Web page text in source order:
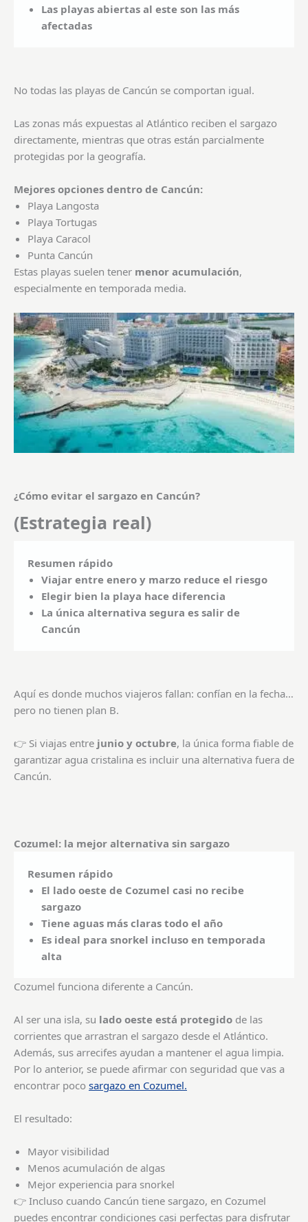
Las playas abiertas al este son las más
afectadas
No todas las playas de Cancún se comportan igual.
Las zonas más expuestas al Atlántico reciben el sargazo
directamente, mientras que otras están parcialmente
protegidas por la geografía.
Mejores opciones dentro de Cancún:
Playa Langosta
Playa Tortugas
Playa Caracol
Punta Cancún
Estas playas suelen tener menor acumulación,
especialmente en temporada media.
¿Cómo evitar el sargazo en Cancún?
(Estrategia real)
Resumen rápido
Viajar entre enero y marzo reduce el riesgo
Elegir bien la playa hace diferencia
La única alternativa segura es salir de
Cancún
Aquí es donde muchos viajeros fallan: confían en la fecha…
pero no tienen plan B.
👉 Si viajas entre junio y octubre, la única forma fiable de
garantizar agua cristalina es incluir una alternativa fuera de
Cancún.
Cozumel: la mejor alternativa sin sargazo
Resumen rápido
El lado oeste de Cozumel casi no recibe
sargazo
Tiene aguas más claras todo el año
Es ideal para snorkel incluso en temporada
alta
Cozumel funciona diferente a Cancún.
Al ser una isla, su lado oeste está protegido de las
corrientes que arrastran el sargazo desde el Atlántico.
Además, sus arrecifes ayudan a mantener el agua limpia.
Por lo anterior, se puede afirmar con seguridad que vas a
encontrar poco sargazo en Cozumel.
El resultado:
Mayor visibilidad
Menos acumulación de algas
Mejor experiencia para snorkel
👉 Incluso cuando Cancún tiene sargazo, en Cozumel
puedes encontrar condiciones casi perfectas para disfrutar